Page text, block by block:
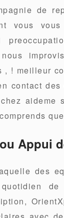
de
vous
nous
! meilleur
contact
aideme
Appui
des
de